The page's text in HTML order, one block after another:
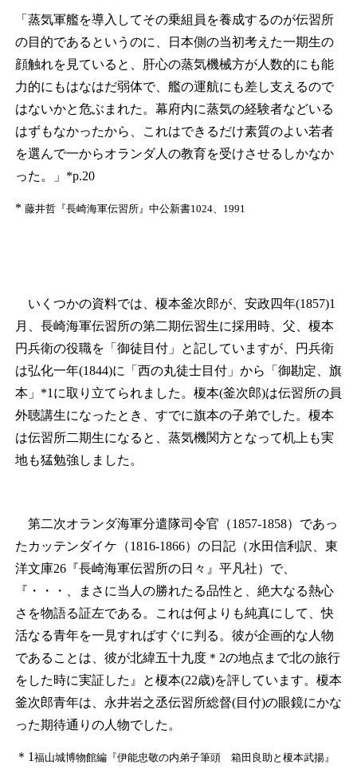
「蒸気軍艦を導入してその乗組員を養成するのが伝習所
の目的であるというのに、日本側の当初考えた一期生の
顔触れを見ていると、肝心の蒸気機械方が人数的にも能
力的にもはなはだ弱体で、艦の運航にも差し支えるので
はないかと危ぶまれた。幕府内に蒸気の経験者などいる
はずもなかったから、これはできるだけ素質のよい若者
を選んで一からオランダ人の教育を受けさせるしかなか
った。」*p.20
* 藤井哲『長崎海軍伝習所』中公新書1024、1991
いくつかの資料では、榎本釜次郎が、安政四年(1857)1
月、長崎海軍伝習所の第二期伝習生に採用時、父、榎本
円兵衛の役職を「御徒目付」と記していますが、円兵衛
は弘化一年(1844)に「西の丸徒士目付」から「御勘定、旗
本」*1 に取り立てられました。榎本(釜次郎)は伝習所の員
外聴講生になったとき、すでに旗本の子弟でした。榎本
は伝習所二期生になると、蒸気機関方となって机上も実
地も猛勉強しました。
第二次オランダ海軍分遣隊司令官（1857-1858）であっ
たカッテンダイケ（1816-1866）の日記（水田信利訳、東
洋文庫26『長崎海軍伝習所の日々』平凡社）で、
『・・・、まさに当人の勝れたる品性と、絶大なる熱心
さを物語る証左である。これは何よりも純真にして、快
活なる青年を一見すればすぐに判る。彼が企画的な人物
であることは、彼が北緯五十九度＊2の地点まで北の旅行
をした時に実証した』と榎本(22歳)を評しています。榎本
釜次郎青年は、永井岩之丞伝習所総督(目付)の眼鏡にかな
った期待通りの人物でした。
＊1 福山城博物館編『伊能忠敬の内弟子筆頭 箱田良助と榎本武揚』